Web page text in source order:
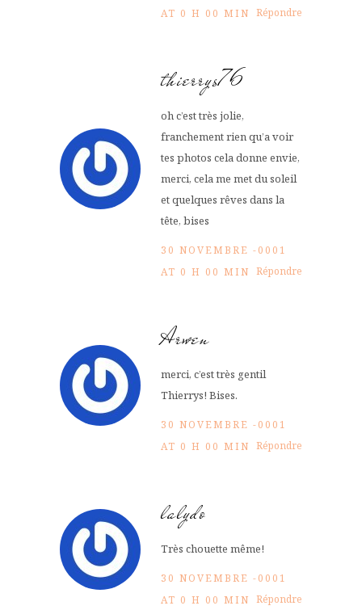
AT 0 H 00 MIN Répondre
thierrys76
oh c’est très jolie,
franchement rien qu’a voir
tes photos cela donne envie,
merci, cela me met du soleil
et quelques rêves dans la
tête, bises
30 NOVEMBRE -0001
AT 0 H 00 MIN Répondre
Arwen
merci, c’est très gentil
Thierrys! Bises.
30 NOVEMBRE -0001
AT 0 H 00 MIN Répondre
lalydo
Très chouette même!
30 NOVEMBRE -0001
AT 0 H 00 MIN Répondre